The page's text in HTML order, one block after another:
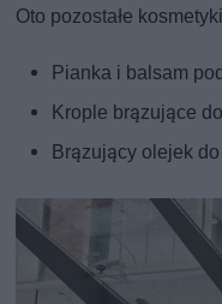
Oto pozostałe
Pianka i balsam
Krople brązujące
Brązujący olejek do